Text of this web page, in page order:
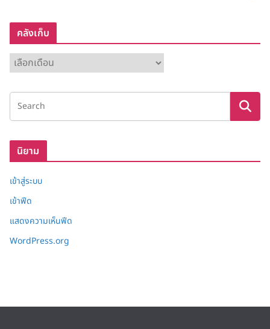
คลังเก็บ
ลั
ง
ก็
นิยาม
เข้าสู่ระบบ
เข้าฟีด
แสดงความเห็นฟีด
WordPress.org